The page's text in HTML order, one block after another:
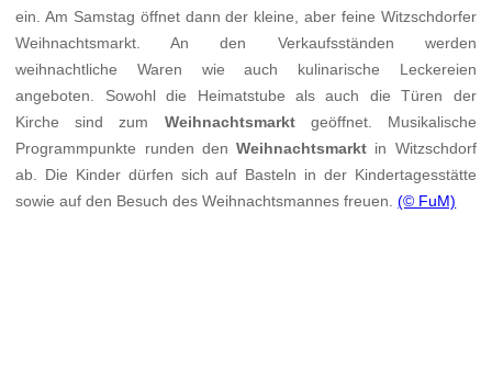
ein. Am Samstag öffnet dann der kleine, aber feine Witzschdorfer
Weihnachtsmarkt. An den Verkaufsständen werden
weihnachtliche Waren wie auch kulinarische Leckereien
angeboten. Sowohl die Heimatstube als auch die Türen der
Kirche sind zum Weihnachtsmarktgeöffnet. Musikalische
Programmpunkte runden denWeihnachtsmarkt in Witzschdorf
ab. Die Kinder dürfen sich auf Basteln in der Kindertagesstätte
sowie auf den Besuch des Weihnachtsmannes freuen.(© FuM)